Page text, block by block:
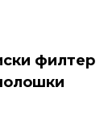
филтер